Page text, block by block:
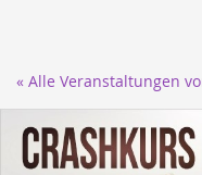
springen
« Alle Veranstaltungen